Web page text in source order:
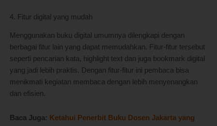
4. Fitur digital yang mudah
Menggunakan buku digital umumnya dilengkapi dengan
berbagai fitur lain yang dapat memudahkan. Fitur-fitur tersebut
seperti pencarian kata, highlight text dan juga bookmark digital
yang jadi lebih praktis. Dengan fitur-fitur ini pembaca bisa
menikmati kegiatan membaca dengan lebih menyenangkan
dan efisien.
Baca Juga: Ketahui Penerbit Buku Dosen Jakarta yang